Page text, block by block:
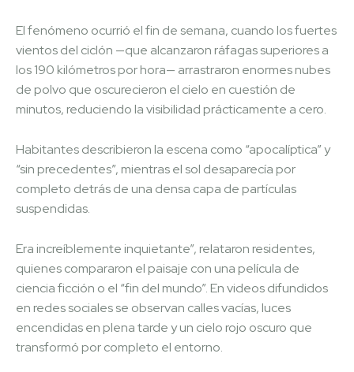
El fenómeno ocurrió el fin de semana, cuando los fuertes
vientos del ciclón —que alcanzaron ráfagas superiores a
los 190 kilómetros por hora— arrastraron enormes nubes
de polvo que oscurecieron el cielo en cuestión de
minutos, reduciendo la visibilidad prácticamente a cero.
Habitantes describieron la escena como “apocalíptica” y
“sin precedentes”, mientras el sol desaparecía por
completo detrás de una densa capa de partículas
suspendidas.
Era increíblemente inquietante”, relataron residentes,
quienes compararon el paisaje con una película de
ciencia ficción o el “fin del mundo”. En videos difundidos
en redes sociales se observan calles vacías, luces
encendidas en plena tarde y un cielo rojo oscuro que
transformó por completo el entorno.